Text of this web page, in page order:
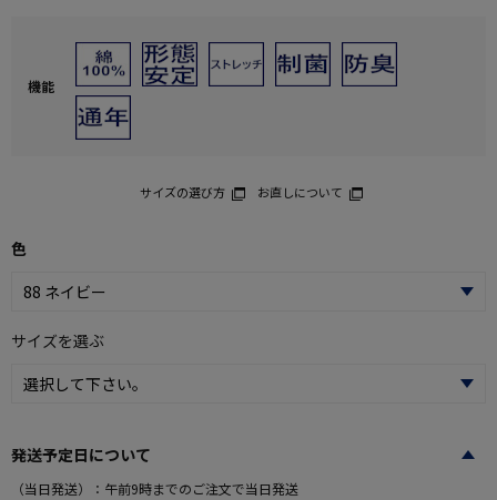
機能
サイズの選び方 お直しについて
色
サイズを選ぶ
発送予定日について
（当日発送）：午前9時までのご注文で当日発送